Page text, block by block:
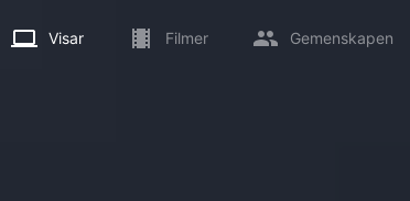
Visar Filmer Gemenskapen